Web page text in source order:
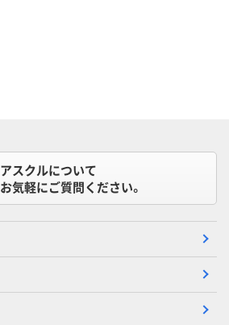
アスクルについて
お気軽にご質問ください。